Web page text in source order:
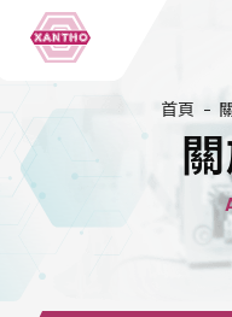
首頁